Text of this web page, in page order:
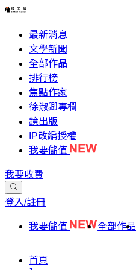
最新消息
文學新聞
全部作品
排行榜
焦點作家
徐淑卿專欄
鏡出版
IP改編授權
我要儲值
我要收費
登入/註冊
我要儲值 全部作品
首頁